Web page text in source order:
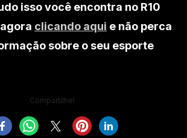
isso você encontra no R10
clicando aqui e não perca
sobre o seu esporte
Compartilhe!